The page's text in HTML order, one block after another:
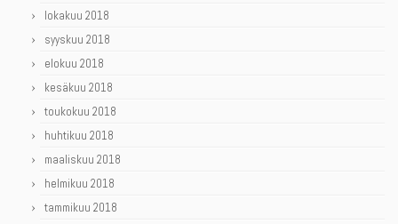
lokakuu 2018
syyskuu 2018
elokuu 2018
kesäkuu 2018
toukokuu 2018
huhtikuu 2018
maaliskuu 2018
helmikuu 2018
tammikuu 2018